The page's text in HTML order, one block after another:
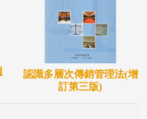
認識多層次傳銷管理法(增
訂第三版)